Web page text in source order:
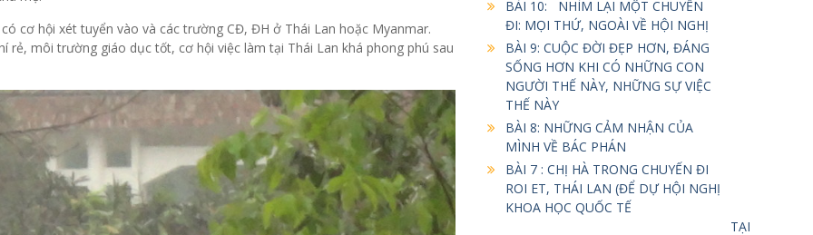
cơ hội xét tuyển vào và các trường CĐ, ĐH ở Thái Lan hoặc Myanmar.
rẻ, môi trường giáo dục tốt, cơ hội việc làm tại Thái Lan khá phong phú sau
BÀI 10: NHÌM LẠI MỘT CHUYẾN
ĐI: MỌI THỨ, NGOÀI VỀ HỘI NGHỊ
BÀI 9: CUỘC ĐỜI ĐẸP HƠN, ĐÁNG
SỐNG HƠN KHI CÓ NHỮNG CON
NGƯỜI THẾ NÀY, NHỮNG SỰ VIỆC
THẾ NÀY
BÀI 8: NHỮNG CẢM NHẬN CỦA
MÌNH VỀ BÁC PHÁN
BÀI 7 : CHỊ HÀ TRONG CHUYẾN ĐI
ROI ET, THÁI LAN (ĐỂ DỰ HỘI NGHỊ
KHOA HỌC QUỐC TẾ
TẠI